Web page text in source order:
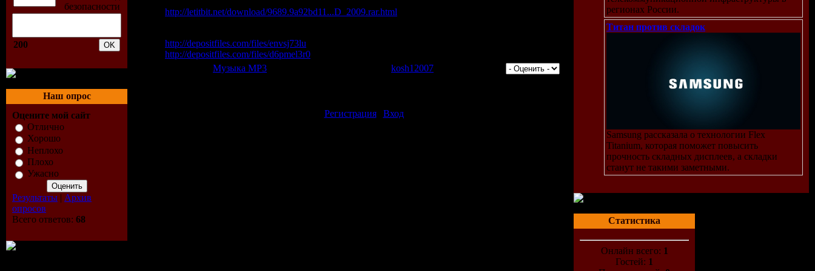
200
Наш опрос
Оцените мой сайт
Отлично
Хорошо
Неплохо
Плохо
Ужасно
Результаты | Архив
опросов
Всего ответов: 68
http://letitbit.net/download/9689.9a92bd11...D_2009.rar.html
http://depositfiles.com/files/envsj73lu
http://depositfiles.com/files/d6pmel3r0
Музыка МР3 kosh12007
Регистрация| Вход]
регионах России.
Титан против складок
Samsung рассказала о технологии Flex
Titanium, которая поможет повысить
прочность складных дисплеев, а складки
станут не такими заметными.
Статистика
Онлайн всего: 1
Гостей: 1